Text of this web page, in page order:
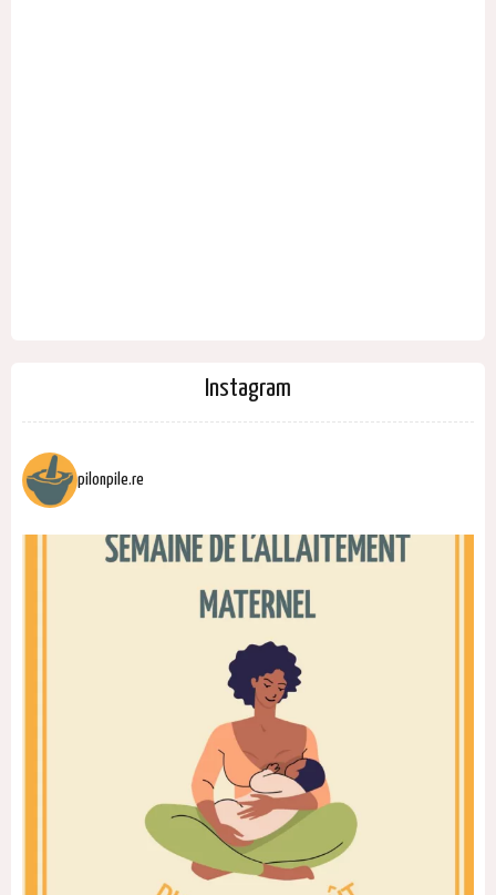
Instagram
pilonpile.re